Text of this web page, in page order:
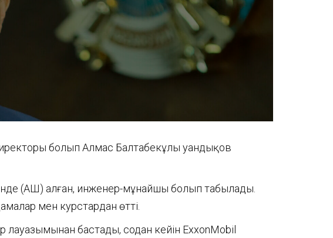
болып Алмас Балтабекұлы Қуандықов
(АҚШ) алған, инженер-мұнайшы болып табылады.
мен курстардан өтті.
бастады, содан кейін ExxonMobil